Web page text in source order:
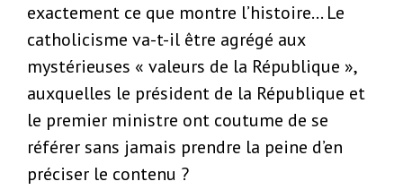
exactement ce que montre l’histoire… Le
catholicisme va-t-il être agrégé aux
mystérieuses « va­leurs de la République »,
auxquelles le président de la Ré­publique et
le premier mi­­­nistre ont coutume de se
référer sans jamais prendre la peine d’en
préciser le con­tenu ?